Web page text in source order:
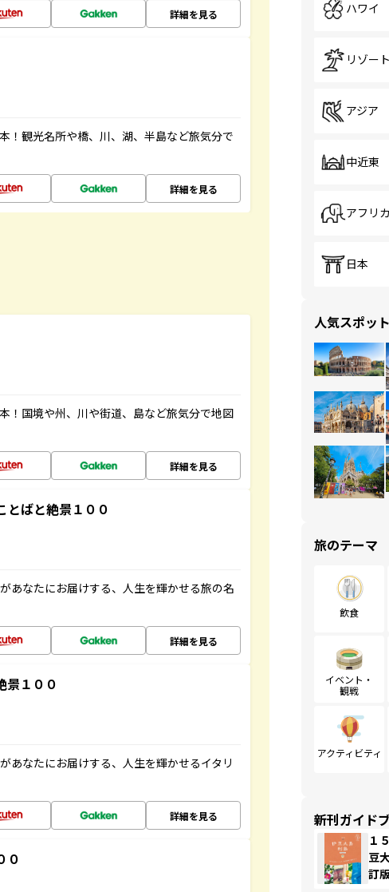
詳細を見る
！観光名所や橋、川、湖、半島など旅気分で
詳細を見る
！国境や州、川や街道、島など旅気分で地図
詳細を見る
とばと絶景１００
あなたにお届けする、人生を輝かせる旅の名
詳細を見る
景１００
あなたにお届けする、人生を輝かせるイタリ
詳細を見る
０
ハワイ
リゾート
アジア
中近東
アフリカ
日本
人気スポット
旅のテーマ
飲食
イベント・
観戦
アクティビティ
新刊ガイド
１
豆
訂版